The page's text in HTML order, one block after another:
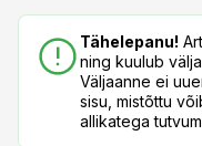
Tähelepanu!
ning kuulub
Väljaanne ei
sisu, mistõttu
allikatega